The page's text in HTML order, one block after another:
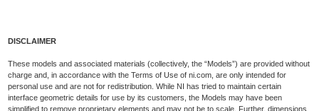
DISCLAIMER
These models and associated materials (collectively, the “Models”) are provided without
charge and, in accordance with the Terms of Use of ni.com, are only intended for
personal use and are not for redistribution. While NI has tried to maintain certain
interface geometric details for use by its customers, the Models may have been
simplified to remove proprietary elements and may not be to scale. Further, dimensions